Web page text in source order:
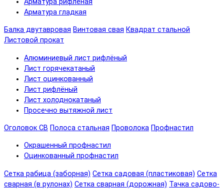
Арматура рифленая
Арматура гладкая
Балка двутавровая Винтовая свая Квадрат стальной
Листовой прокат
Алюминиевый лист рифлёный
Лист горячекатаный
Лист оцинкованный
Лист рифлёный
Лист холоднокатаный
Просечно вытяжной лист
Оголовок СВ Полоса стальная Проволока Профнастил
Окрашенный профнастил
Оцинкованный профнастил
Сетка рабица (заборная) Сетка садовая (пластиковая) Сетка
сварная (в рулонах) Сетка сварная (дорожная) Тачка садово-